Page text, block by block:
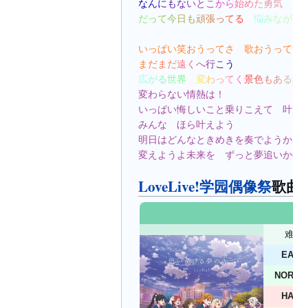
なんにもないとこから始めた勇気
だって今日も頑張ってる 悩みな
いっぱい笑おうってさ　歌おうっ
まだまだ遠くへ行こう
広がる世界 変わってく 景色もあ
変わらない情熱は！
いっぱい悔しいこと乗りこえて　
みんな　ほら叶えよう
明日はどんなときめきを奏でよう
変えようよ未来を　ずっと夢追いか
LoveLive!学园偶像祭歌